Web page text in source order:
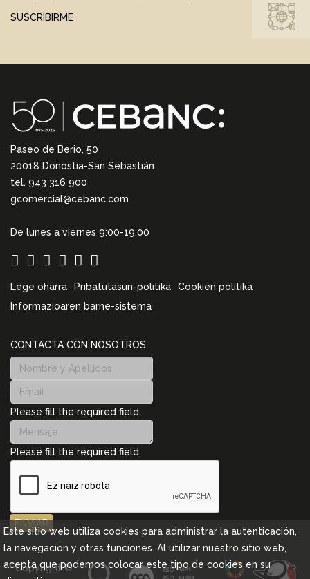
SUSCRIBIRME
Paseo de Berio, 50
20018 Donostia-San Sebastián
tel. 943 316 900
gcomercial@cebanc.com
De lunes a viernes 9:00-19:00
Lege oharra Pribatutasun-politika
Cookien politika
Informazioaren barne-sistema
CONTACTA CON NOSOTROS
Please fill the required field.
Please fill the required field.
ENVIAR
Copyright ©
Este sitio web utiliza cookies para administrar la autenticación,
la navegación y otras funciones. Al utilizar nuestro sitio web,
acepta que podemos colocar este tipo de cookies en su